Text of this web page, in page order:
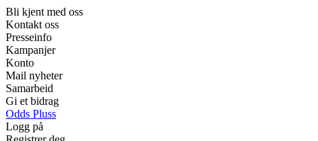
Bli kjent med oss
Kontakt oss
Presseinfo
Kampanjer
Konto
Mail nyheter
Samarbeid
Gi et bidrag
Odds Pluss
Logg på